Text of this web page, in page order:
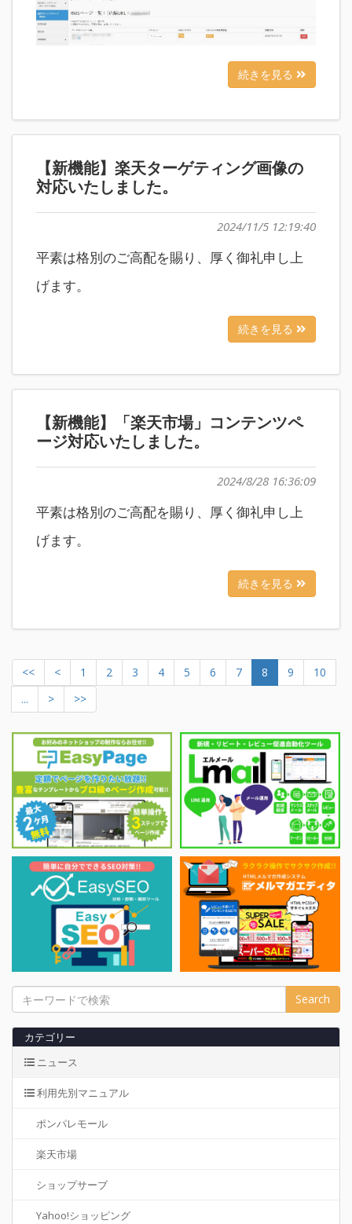
続きを見る
【新機能】楽天ターゲティング画像の
対応いたしました。
2024/11/5 12:19:40
平素は格別のご高配を賜り、厚く御礼申し上
げます。
続きを見る
【新機能】「楽天市場」コンテンツペ
ージ対応いたしました。
2024/8/28 16:36:09
平素は格別のご高配を賜り、厚く御礼申し上
げます。
続きを見る
<< < 1 2 3 4 5 6 7 8 9
10
...
> >>
Search
カテゴリー
ニュース
利用先別マニュアル
ポンパレモール
楽天市場
ショップサーブ
Yahoo!ショッピング